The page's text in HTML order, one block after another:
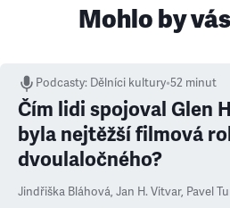
Mohlo by
Podcasty: Dělníci kultury•52 minut
Čím lidi spojoval Glen
byla nejtěžší filmová
dvoulaločného?
Jindřiška Bláhová, Jan H. Vitvar, Pavel